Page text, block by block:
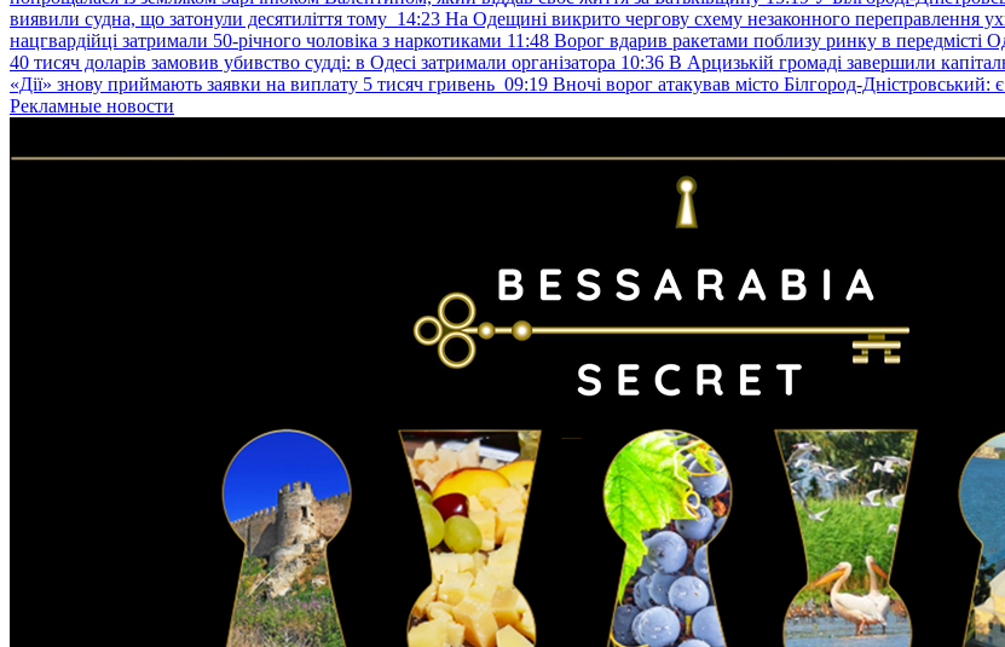
виявили судна, що затонули десятиліття тому 14:23 На Одещині викрито чергову схему незаконного переправлення
нацгвардійці затримали 50-річного чоловіка з наркотиками 11:48 Ворог вдарив ракетами поблизу ринку в
40 тисяч доларів замовив убивство судді: в Одесі затримали організатора 10:36 В Арцизькій громаді завершили
«Дії» знову приймають заявки на виплату 5 тисяч гривень 09:19 Вночі ворог атакував місто Білгород-Дністровський:
Рекламные новости